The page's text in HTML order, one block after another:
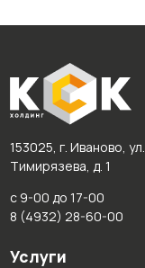
153025, г. Иваново, ул.
Тимирязева, д. 1
с 9-00 до 17-00
8 (4932) 28-60-00
Услуги